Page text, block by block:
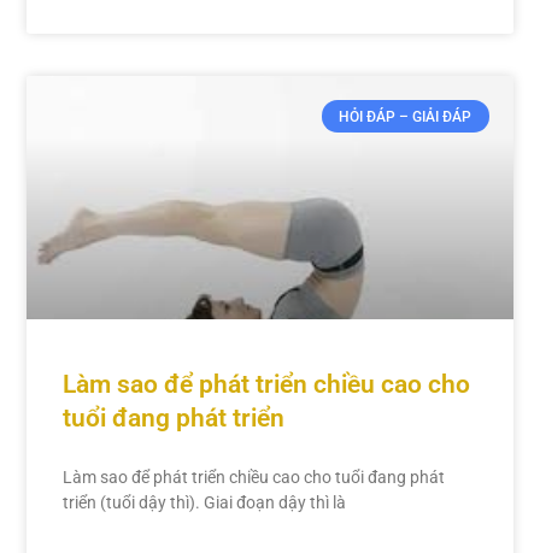
HỎI ĐÁP – GIẢI ĐÁP
Làm sao để phát triển chiều cao cho
tuổi đang phát triển
Làm sao để phát triển chiều cao cho tuổi đang phát
triển (tuổi dậy thì). Giai đoạn dậy thì là